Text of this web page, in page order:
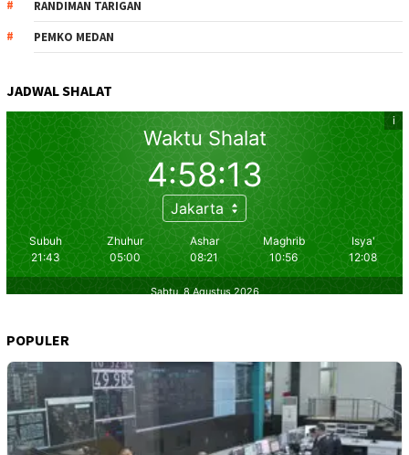
RANDIMAN TARIGAN
PEMKO MEDAN
JADWAL SHALAT
POPULER